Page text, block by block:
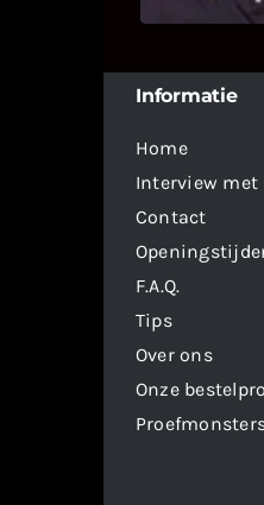
Informatie
Home
Interview met
Contact
F.A.Q.
Tips
Over ons
Onze